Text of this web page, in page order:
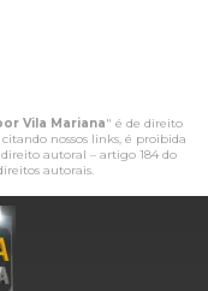
Vila Mariana" é de direito
nossos links, é proibida
autoral – artigo 184 do
autorais.